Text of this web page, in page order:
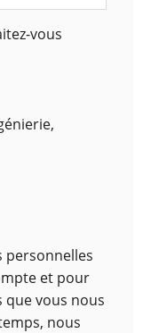
vous
personnelles
et pour
vous nous
nous